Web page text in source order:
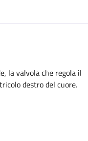
la valvola che regola il
destro del cuore.